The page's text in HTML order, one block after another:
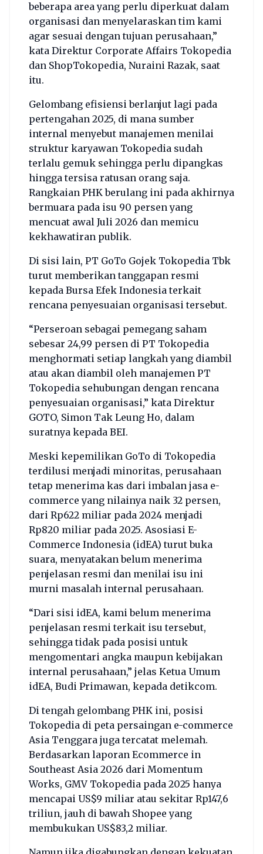
beberapa area yang perlu diperkuat dalam
organisasi dan menyelaraskan tim kami
agar sesuai dengan tujuan perusahaan,”
kata Direktur Corporate Affairs Tokopedia
dan ShopTokopedia, Nuraini Razak, saat
itu.
Gelombang efisiensi berlanjut lagi pada
pertengahan 2025, di mana sumber
internal menyebut manajemen menilai
struktur karyawan Tokopedia sudah
terlalu gemuk sehingga perlu dipangkas
hingga tersisa ratusan orang saja.
Rangkaian PHK berulang ini pada akhirnya
bermuara pada isu 90 persen yang
mencuat awal Juli 2026 dan memicu
kekhawatiran publik.
Di sisi lain, PT GoTo Gojek Tokopedia Tbk
turut memberikan tanggapan resmi
kepada Bursa Efek Indonesia terkait
rencana penyesuaian organisasi tersebut.
“Perseroan sebagai pemegang saham
sebesar 24,99 persen di PT Tokopedia
menghormati setiap langkah yang diambil
atau akan diambil oleh manajemen PT
Tokopedia sehubungan dengan rencana
penyesuaian organisasi,” kata Direktur
GOTO, Simon Tak Leung Ho, dalam
suratnya kepada BEI.
Meski kepemilikan GoTo di Tokopedia
terdilusi menjadi minoritas, perusahaan
tetap menerima kas dari imbalan jasa e-
commerce yang nilainya naik 32 persen,
dari Rp622 miliar pada 2024 menjadi
Rp820 miliar pada 2025. Asosiasi E-
Commerce Indonesia (idEA) turut buka
suara, menyatakan belum menerima
penjelasan resmi dan menilai isu ini
murni masalah internal perusahaan.
“Dari sisi idEA, kami belum menerima
penjelasan resmi terkait isu tersebut,
sehingga tidak pada posisi untuk
mengomentari angka maupun kebijakan
internal perusahaan,” jelas Ketua Umum
idEA, Budi Primawan, kepada detikcom.
Di tengah gelombang PHK ini, posisi
Tokopedia di peta persaingan e-commerce
Asia Tenggara juga tercatat melemah.
Berdasarkan laporan Ecommerce in
Southeast Asia 2026 dari Momentum
Works, GMV Tokopedia pada 2025 hanya
mencapai US$9 miliar atau sekitar Rp147,6
triliun, jauh di bawah Shopee yang
membukukan US$83,2 miliar.